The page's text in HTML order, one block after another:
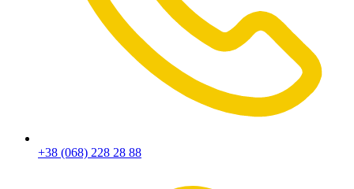
+38 (068) 228 28 88